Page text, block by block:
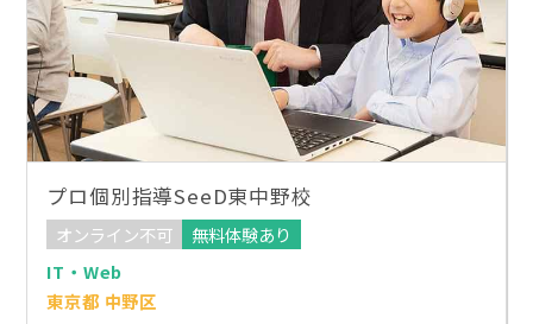
プロ個別指導SeeD東中野校
オンライン不可
無料体験あり
IT・Web
東京都 中野区